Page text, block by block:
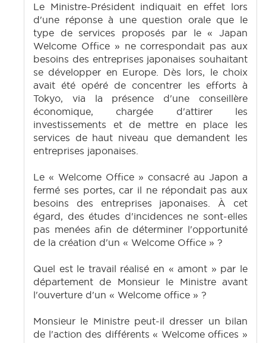
Le Ministre-Président indiquait en effet lors
d'une réponse à une question orale que le
type de services proposés par le « Japan
Welcome Office » ne correspondait pas aux
besoins des entreprises japonaises souhaitant
se développer en Europe. Dès lors, le choix
avait été opéré de concentrer les efforts à
Tokyo, via la présence d'une conseillère
économique, chargée d'attirer les
investissements et de mettre en place les
services de haut niveau que demandent les
entreprises japonaises.
Le « Welcome Office » consacré au Japon a
fermé ses portes, car il ne répondait pas aux
besoins des entreprises japonaises. À cet
égard, des études d'incidences ne sont-elles
pas menées afin de déterminer l'opportunité
de la création d'un « Welcome Office » ?
Quel est le travail réalisé en « amont » par le
département de Monsieur le Ministre avant
l'ouverture d'un « Welcome office » ?
Monsieur le Ministre peut-il dresser un bilan
de l'action des différents « Welcome offices »